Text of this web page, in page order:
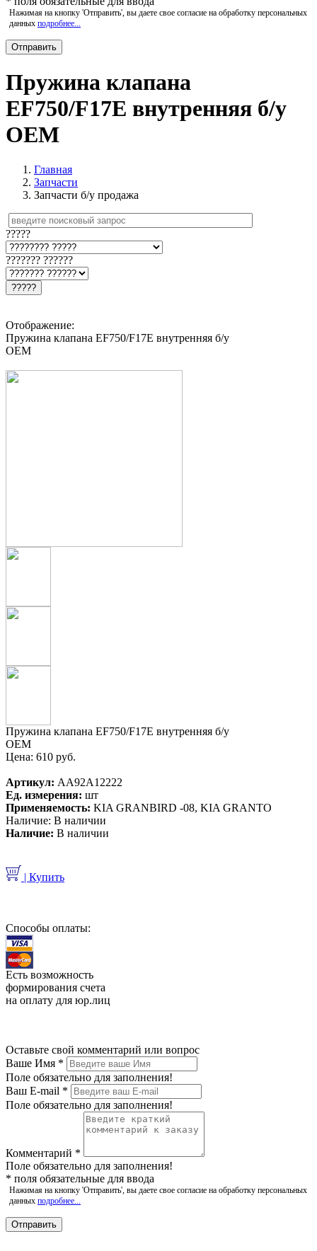
Нажимая на кнопку 'Отправить', вы даете свое согласие на обработку персональных
данных подробнее...
Пружина клапана
EF750/F17E внутренняя б/у
OEM
Главная
Запчасти
Запчасти б/у продажа
?????
??????? ??????
?????
Отображение:
Пружина клапана EF750/F17E внутренняя б/у
OEM
Пружина клапана EF750/F17E внутренняя б/у
OEM
Цена: 610 руб.
Артикул: AA92A12222
Ед. измерения: шт
Применяемость: KIA GRANBIRD -08, KIA GRANTO
Наличие: В наличии
Наличие: В наличии
| Купить
Способы оплаты:
Есть возможность
формирования счета
на оплату для юр.лиц
Оставьте свой комментарий или вопрос
Ваше Имя *
Поле обязательно для заполнения!
Ваш E-mail *
Поле обязательно для заполнения!
Комментарий *
Поле обязательно для заполнения!
* поля обязательные для ввода
Нажимая на кнопку 'Отправить', вы даете свое согласие на обработку персональных
данных подробнее...